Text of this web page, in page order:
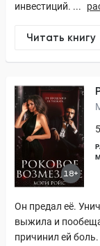
инвестиций. ...
Читать книгу
18+
Он предал её.
выжила и
причинил ей